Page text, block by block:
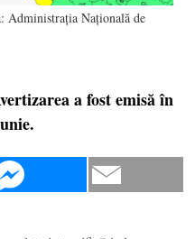
Administrația Națională de
a fost emisă în